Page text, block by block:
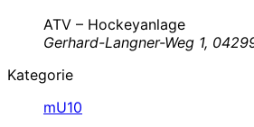
ATV – Hockeyanlage
Gerhard-Langner-Weg 1,
Kategorie
mU10